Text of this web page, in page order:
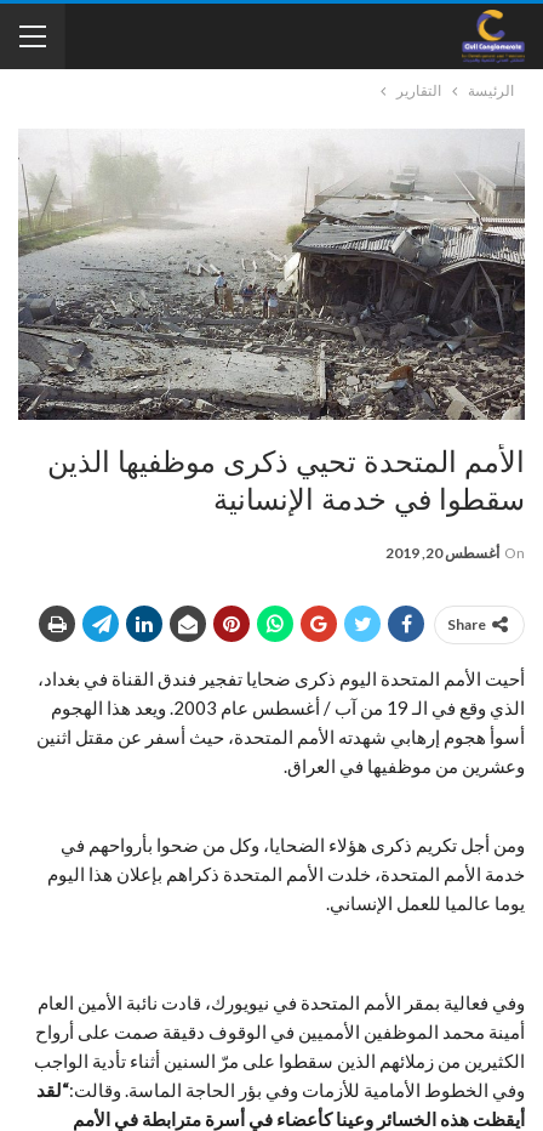
الرئيسة التقارير
الأمم المتحدة تحيي ذكرى موظفيها الذين
سقطوا في خدمة الإنسانية
On أغسطس 20, 2019
Share
أحيت الأمم المتحدة اليوم ذكرى ضحايا تفجير فندق القناة في بغداد،
الذي وقع في الـ 19 من آب / أغسطس عام 2003. ويعد هذا الهجوم
أسوأ هجوم إرهابي شهدته الأمم المتحدة، حيث أسفر عن مقتل اثنين
وعشرين من موظفيها في العراق.
ومن أجل تكريم ذكرى هؤلاء الضحايا، وكل من ضحوا بأرواحهم في
خدمة الأمم المتحدة، خلدت الأمم المتحدة ذكراهم بإعلان هذا اليوم
يوما عالميا للعمل الإنساني.
وفي فعالية بمقر الأمم المتحدة في نيويورك، قادت نائبة الأمين العام
أمينة محمد الموظفين الأمميين في الوقوف دقيقة صمت على أرواح
الكثيرين من زملائهم الذين سقطوا على مرّ السنين أثناء تأدية الواجب
وفي الخطوط الأمامية للأزمات وفي بؤر الحاجة الماسة. وقالت:“لقد
أيقظت هذه الخسائر وعينا كأعضاء في أسرة مترابطة في الأمم